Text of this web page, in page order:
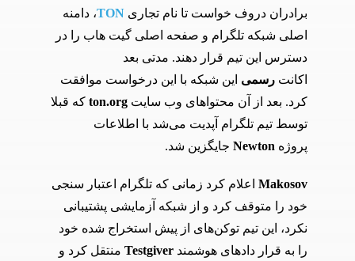
برادران دروف خواست تا نام تجاری TON، دامنه
اصلی شبکه تلگرام و صفحه اصلی گیت هاب را در
دسترس این تیم قرار دهند. مدتی بعد
اکانت رسمی این شبکه با این درخواست موافقت
کرد. بعد از آن محتوا‌های وب سایت ton.orgکه قبلا
توسط تیم تلگرام آپدیت می‌شد با اطلاعات
پروژه Newtonجایگزین شد.
Makosovاعلام کرد زمانی که تلگرام اعتبار سنجی
خود را متوقف کرد و از شبکه آزمایشی پشتیبانی
نکرد، این تیم توکن‌های از پیش استخراج شده خود
را به قرار داد‌های هوشمند Testgiverمنتقل کرد و